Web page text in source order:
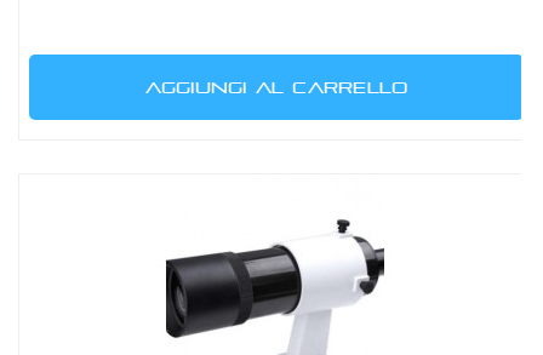
AGGIUNGI AL CARRELLO